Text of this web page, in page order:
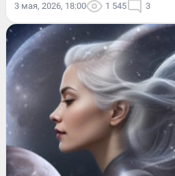
3 мая, 2026, 18:00 1 545 3